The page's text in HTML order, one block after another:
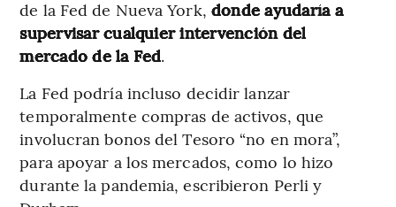
de la Fed de Nueva York, donde ayudaría a
supervisar cualquier intervención del
mercado de la Fed.
La Fed podría incluso decidir lanzar
temporalmente compras de activos, que
involucran bonos del Tesoro “no en mora”,
para apoyar a los mercados, como lo hizo
durante la pandemia, escribieron Perli y